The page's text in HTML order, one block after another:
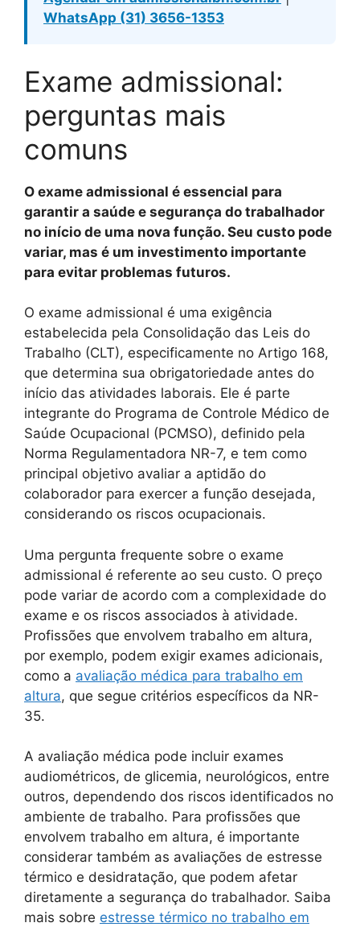
WhatsApp (31) 3656-1353
Exame admissional:
perguntas mais
comuns
O exame admissional é essencial para
garantir a saúde e segurança do trabalhador
no início de uma nova função. Seu custo pode
variar, mas é um investimento importante
para evitar problemas futuros.
O exame admissional é uma exigência
estabelecida pela Consolidação das Leis do
Trabalho (CLT), especificamente no Artigo 168,
que determina sua obrigatoriedade antes do
início das atividades laborais. Ele é parte
integrante do Programa de Controle Médico de
Saúde Ocupacional (PCMSO), definido pela
Norma Regulamentadora NR-7, e tem como
principal objetivo avaliar a aptidão do
colaborador para exercer a função desejada,
considerando os riscos ocupacionais.
Uma pergunta frequente sobre o exame
admissional é referente ao seu custo. O preço
pode variar de acordo com a complexidade do
exame e os riscos associados à atividade.
Profissões que envolvem trabalho em altura,
por exemplo, podem exigir exames adicionais,
como a avaliação médica para trabalho em
altura, que segue critérios específicos da NR-
35.
A avaliação médica pode incluir exames
audiométricos, de glicemia, neurológicos, entre
outros, dependendo dos riscos identificados no
ambiente de trabalho. Para profissões que
envolvem trabalho em altura, é importante
considerar também as avaliações de estresse
térmico e desidratação, que podem afetar
diretamente a segurança do trabalhador. Saiba
mais sobre estresse térmico no trabalho em